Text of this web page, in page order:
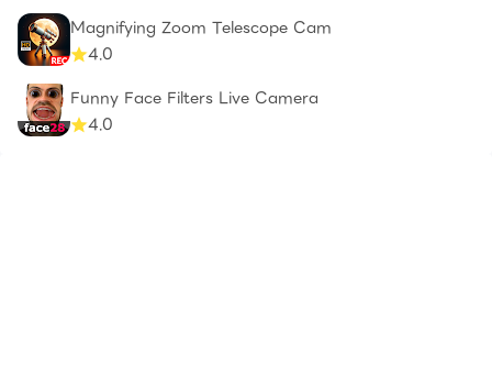
Magnifying Zoom Telescope Cam
4.0
Funny Face Filters Live Camera
4.0